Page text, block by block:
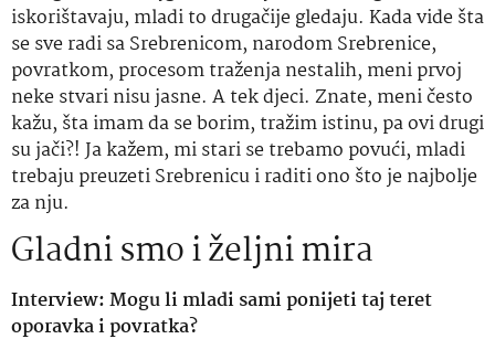
iskorištavaju, mladi to drugačije gledaju. Kada vide šta
se sve radi sa Srebrenicom, narodom Srebrenice,
povratkom, procesom traženja nestalih, meni prvoj
neke stvari nisu jasne. A tek djeci. Znate, meni često
kažu, šta imam da se borim, tražim istinu, pa ovi drugi
su jači?! Ja kažem, mi stari se trebamo povući, mladi
trebaju preuzeti Srebrenicu i raditi ono što je najbolje
za nju.
Gladni smo i željni mira
Interview:Mogu li mladi sami ponijeti taj teret
oporavka i povratka?